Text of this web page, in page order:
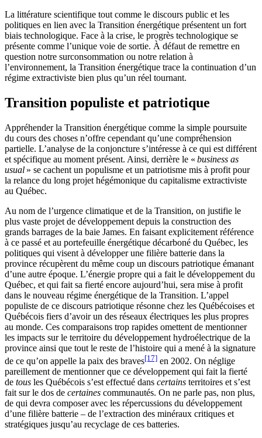
La littérature scientifique tout comme le discours public et les
politiques en lien avec la Transition énergétique présentent un fort
biais technologique. Face à la crise, le progrès technologique se
présente comme l’unique voie de sortie. À défaut de remettre en
question notre surconsommation ou notre relation à
l’environnement, la Transition énergétique trace la continuation d’un
régime extractiviste bien plus qu’un réel tournant.
Transition populiste et patriotique
Appréhender la Transition énergétique comme la simple poursuite
du cours des choses n’offre cependant qu’une compréhension
partielle. L’analyse de la conjoncture s’intéresse à ce qui est différent
et spécifique au moment présent. Ainsi, derrière le « business as
usual » se cachent un populisme et un patriotisme mis à profit pour
la relance du long projet hégémonique du capitalisme extractiviste
au Québec.
Au nom de l’urgence climatique et de la Transition, on justifie le
plus vaste projet de développement depuis la construction des
grands barrages de la baie James. En faisant explicitement référence
à ce passé et au portefeuille énergétique décarboné du Québec, les
politiques qui visent à développer une filière batterie dans la
province récupèrent du même coup un discours patriotique émanant
d’une autre époque. L’énergie propre qui a fait le développement du
Québec, et qui fait sa fierté encore aujourd’hui, sera mise à profit
dans le nouveau régime énergétique de la Transition. L’appel
populiste de ce discours patriotique résonne chez les Québécoises et
Québécois fiers d’avoir un des réseaux électriques les plus propres
au monde. Ces comparaisons trop rapides omettent de mentionner
les impacts sur le territoire du développement hydroélectrique de la
province ainsi que tout le reste de l’histoire qui a mené à la signature
de ce qu’on appelle la paix des braves[17] en 2002. On néglige
pareillement de mentionner que ce développement qui fait la fierté
de tous les Québécois s’est effectué dans certains territoires et s’est
fait sur le dos de certaines communautés. On ne parle pas, non plus,
de qui devra composer avec les répercussions du développement
d’une filière batterie – de l’extraction des minéraux critiques et
stratégiques jusqu’au recyclage de ces batteries.